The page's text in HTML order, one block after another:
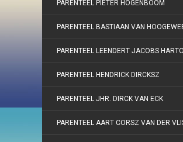
PARENTEEL PIETER HOGENBOOM
PARENTEEL BASTIAAN VAN
PARENTEEL LEENDERT JACOBS
PARENTEEL HENDRICK DIRCKSZ
PARENTEEL JHR. DIRCK VAN ECK
PARENTEEL AART CORSZ VAN DER